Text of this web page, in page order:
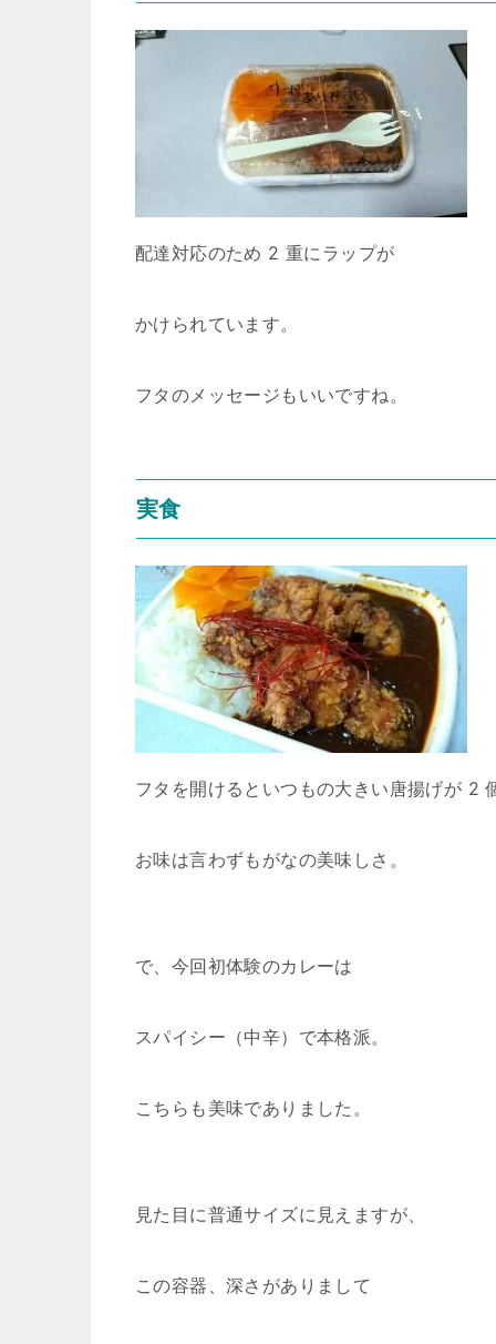
配達対応のため 2 重にラップが
かけられています。
フタのメッセージもいいですね。
実食
フタを開けるといつもの大きい唐揚げが 2
お味は言わずもがなの美味しさ。
で、今回初体験のカレーは
スパイシー（中辛）で本格派。
こちらも美味でありました。
見た目に普通サイズに見えますが、
この容器、深さがありまして